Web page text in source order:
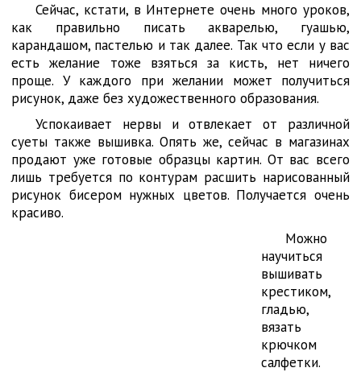
Сейчас, кстати, в Интернете очень много уроков,
как правильно писать акварелью, гуашью,
карандашом, пастелью и так далее. Так что если у вас
есть желание тоже взяться за кисть, нет ничего
проще. У каждого при желании может получиться
рисунок, даже без художественного образования.
Успокаивает нервы и отвлекает от различной
суеты также вышивка. Опять же, сейчас в магазинах
продают уже готовые образцы картин. От вас всего
лишь требуется по контурам расшить нарисованный
рисунок бисером нужных цветов. Получается очень
красиво.
Можно
научиться
вышивать
крестиком,
гладью,
вязать
крючком
салфетки.